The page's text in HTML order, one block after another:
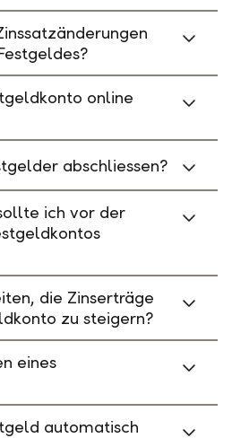
online
abschliessen?
ich vor der
die Zinserträge
zu steigern?
eines
automatisch